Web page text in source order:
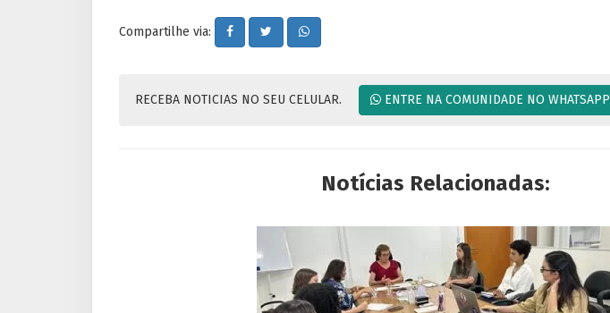
Compartilhe via:
RECEBA NOTICIAS NO SEU CELULAR. ENTRE NA COMUNIDADE NO WHATSAPP
Notícias Relacionadas: